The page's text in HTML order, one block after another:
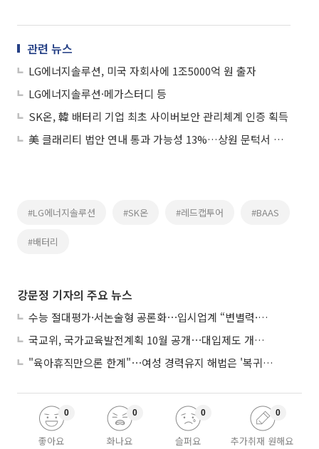
관련 뉴스
LG에너지솔루션, 미국 자회사에 1조5000억 원 출자
LG에너지솔루션·메가스터디 등
SK온, 韓 배터리 기업 최초 사이버보안 관리체계 인증 획득
美 클래리티 법안 연내 통과 가능성 13%…상원 문턱서 제동
#LG에너지솔루션 #SK온 #레드캡투어 #BAAS
#배터리
강문정 기자의 주요 뉴스
수능 절대평가·서논술형 공론화⋯입시업계 “변별력·사교육 대책 먼저”
국교위, 국가교육발전계획 10월 공개⋯대입제도 개편 공론화 추진
"육아휴직만으론 한계"⋯여성 경력유지 해법은 '복귀 후 유연근무’
좋아요
0
화나요
0
슬퍼요
0
추가취재 원해요
0